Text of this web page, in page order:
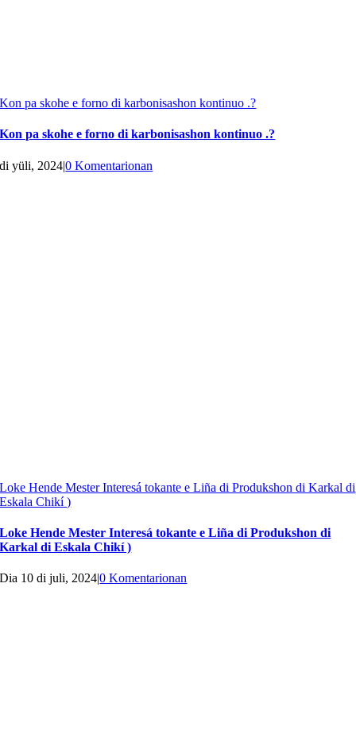
Kon pa skohe e forno di karbonisashon kontinuo .?
Kon pa skohe e forno di karbonisashon kontinuo .?
di yüli, 2024|0 Komentarionan
Loke Hende Mester Interesá tokante e Liña di Produkshon di Karkal di
Eskala Chikí )
Loke Hende Mester Interesá tokante e Liña di Produkshon di
Karkal di Eskala Chikí )
Dia 10 di juli, 2024|0 Komentarionan